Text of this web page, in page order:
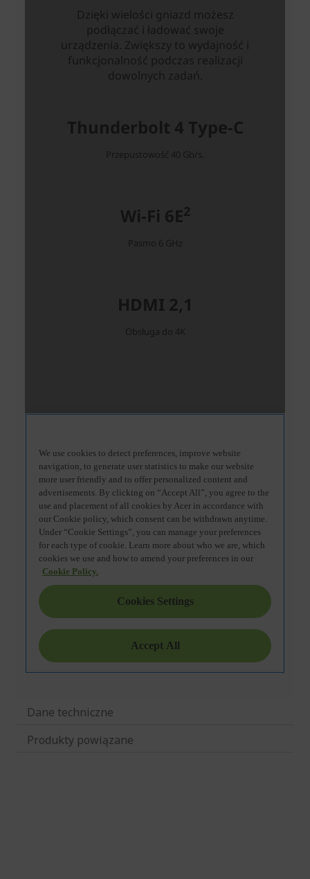
Dane techniczne
Produkty powiązane